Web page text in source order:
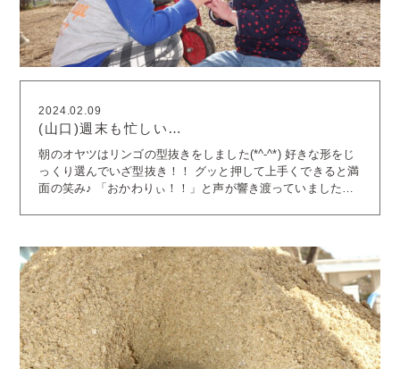
2024.02.09
(山口)週末も忙しい…
朝のオヤツはリンゴの型抜きをしました(*^-^*) 好きな形をじ
っくり選んでいざ型抜き！！ グッと押して上手くできると満
面の笑み♪ 「おかわりぃ！！」と声が響き渡っていました！
むことができました(*^^) お外はポカポカで上着を次々に脱い
でいくほどで、 三輪車やスクーターが人気の今日この頃で
す。 あっという間の週末です。 来週もどうぞ張り切ってご
登園ください。